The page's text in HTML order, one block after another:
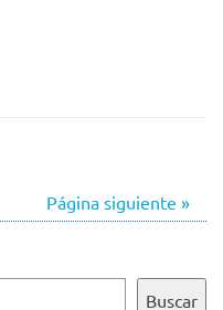
Página siguiente »
Buscar